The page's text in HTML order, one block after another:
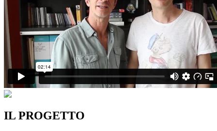
IL PROGETTO